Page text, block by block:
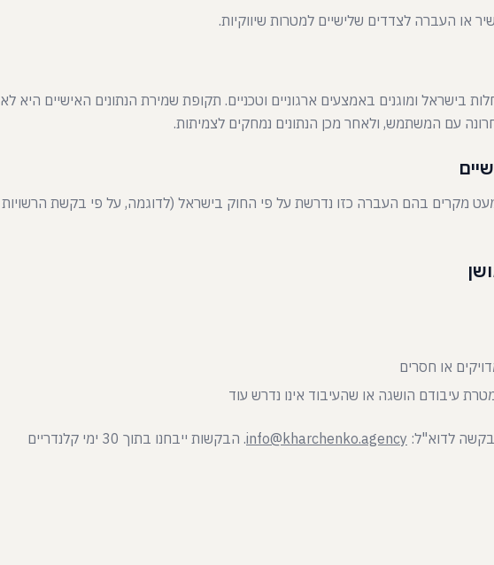
או העברה לצדדים שלישיים למטרות שיווקיות.
בישראל ומוגנים באמצעים ארגוניים וטכניים. תקופת שמירת הנתונים האישיים היא לא
מקרים בהם העברה כזו נדרשת על פי החוק בישראל (לדוגמה, על פי בקשת הרשויות
או חסרים
עיבודם הושגה או שהעיבוד אינו נדרש עוד
לדוא"ל: info@kharchenko.agency
. הבקשות ייבחנו בתוך 30 ימי קלנדריים